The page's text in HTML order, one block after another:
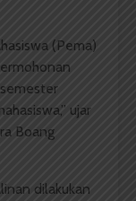
(Pema)
ujar
Boang
dilakukan